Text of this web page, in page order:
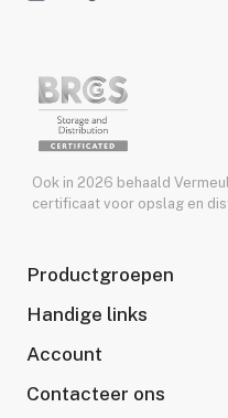
Ook in 2026 behaald
certificaat voor opslag en
Productgroepen
Handige links
Account
Contacteer ons